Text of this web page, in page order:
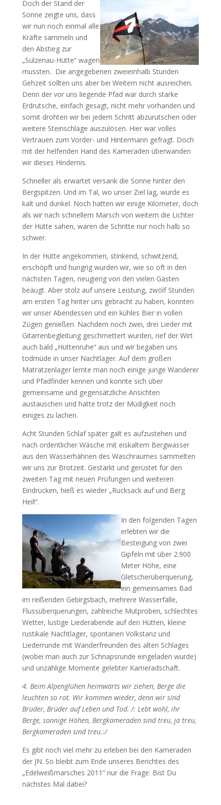
Doch der Stand der
Sonne zeigte uns, dass
wir nun noch einmal alle
Kräfte sammeln und
den Abstieg zur
„Sulzenau-Hütte“ wagen
mussten. Die angegebenen zweieinhalb Stunden
Gehzeit sollten uns aber bei Weitem nicht ausreichen.
Denn der vor uns liegende Pfad war durch starke
Erdrutsche, einfach gesagt, nicht mehr vorhanden und
somit drohten wir bei jedem Schritt abzurutschen oder
weitere Steinschläge auszulösen. Hier war volles
Vertrauen zum Vorder- und Hintermann gefragt. Doch
mit der helfenden Hand des Kameraden überwanden
wir dieses Hindernis.
Schneller als erwartet versank die Sonne hinter den
Bergspitzen. Und im Tal, wo unser Ziel lag, wurde es
kalt und dunkel. Noch hatten wir einige Kilometer, doch
als wir nach schnellem Marsch von weitem die Lichter
der Hütte sahen, waren die Schritte nur noch halb so
schwer.
In der Hütte angekommen, stinkend, schwitzend,
erschöpft und hungrig wurden wir, wie so oft in den
nächsten Tagen, neugierig von den vielen Gästen
beäugt. Aber stolz auf unsere Leistung, zwölf Stunden
am ersten Tag hinter uns gebracht zu haben, konnten
wir unser Abendessen und ein kühles Bier in vollen
Zügen genießen. Nachdem noch zwei, drei Lieder mit
Gitarrenbegleitung geschmettert wurden, rief der Wirt
auch bald „Hüttenruhe“ aus und wir begaben uns
todmüde in unser Nachtlager. Auf dem großen
Matratzenlager lernte man noch einige junge Wanderer
und Pfadfinder kennen und konnte sich über
gemeinsame und gegensätzliche Ansichten
austauschen und hatte trotz der Müdigkeit noch
einiges zu lachen.
Acht Stunden Schlaf später galt es aufzustehen und
nach ordentlicher Wäsche mit eiskaltem Bergwasser
aus den Wasserhähnen des Waschraumes sammelten
wir uns zur Brotzeit. Gestärkt und gerüstet für den
zweiten Tag mit neuen Prüfungen und weiteren
Eindrücken, hieß es wieder „Rucksack auf und Berg
Heil!“.
In den folgenden Tagen
erlebten wir die
Besteigung von zwei
Gipfeln mit über 2.900
Meter Höhe, eine
Gletscherüberquerung,
ein gemeinsames Bad
im reißenden Gebirgsbach, mehrere Wasserfälle,
Flussüberquerungen, zahlreiche Mutproben, schlechtes
Wetter, lustige Liederabende auf den Hütten, kleine
rustikale Nachtlager, spontanen Volkstanz und
Liederrunde mit Wanderfreunden des alten Schlages
(wobei man auch zur Schnapsrunde eingeladen wurde)
und unzählige Momente gelebter Kameradschaft.
4. Beim Alpenglühen heimwärts wir ziehen, Berge die
leuchten so rot. Wir kommen wieder, denn wir sind
Brüder, Brüder auf Leben und Tod. /: Lebt wohl, ihr
Berge, sonnige Höhen, Bergkameraden sind treu, ja treu,
Bergkameraden sind treu.:/
Es gibt noch viel mehr zu erleben bei den Kameraden
der JN. So bleibt zum Ende unseres Berichtes des
„Edelweißmarsches 2011“ nur die Frage: Bist Du
nächstes Mal dabei?